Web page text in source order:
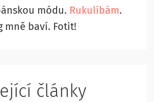
módu. Rukulíbám.
mně baví. Fotit!
články